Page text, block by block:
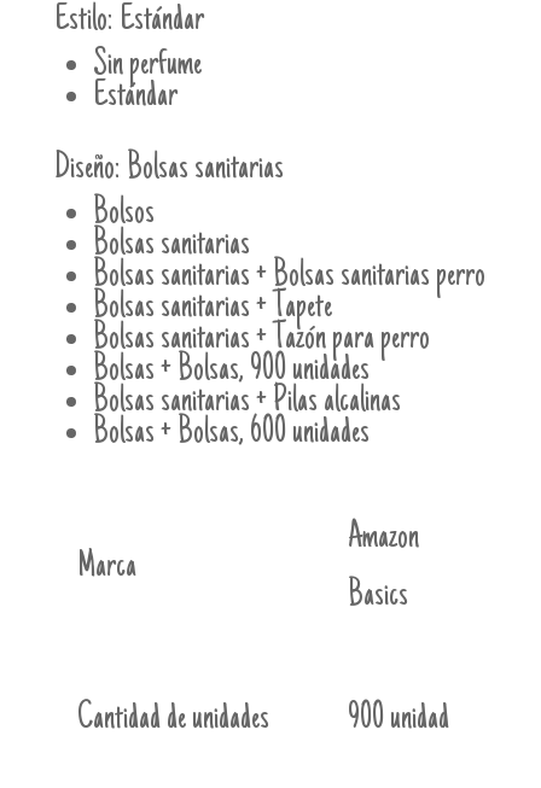
Estilo: Estándar
Sin perfume
Estándar
Diseño: Bolsas sanitarias
Bolsos
Bolsas sanitarias
Bolsas sanitarias + Bolsas sanitarias perro
Bolsas sanitarias + Tapete
Bolsas sanitarias + Tazón para perro
Bolsas + Bolsas, 900 unidades
Bolsas sanitarias + Pilas alcalinas
Bolsas + Bolsas, 600 unidades
Marca
Amazon
Basics
Cantidad de unidades 900 unidad